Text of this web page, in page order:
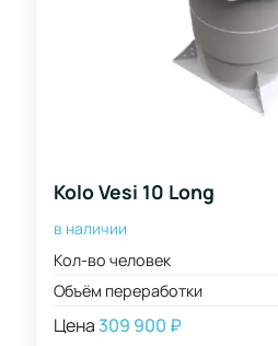
Kolo Vesi 10 Long
в наличии
Кол-во человек
Объём переработки
Цена 309 900 ₽